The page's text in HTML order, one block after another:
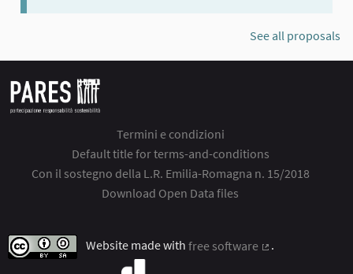
See all proposals
Termini e condizioni
Default title for terms-and-conditions
Con il sostegno della L.R. Emilia-Romagna n. 15/2018
Download Open Data files
Website made with free software
.